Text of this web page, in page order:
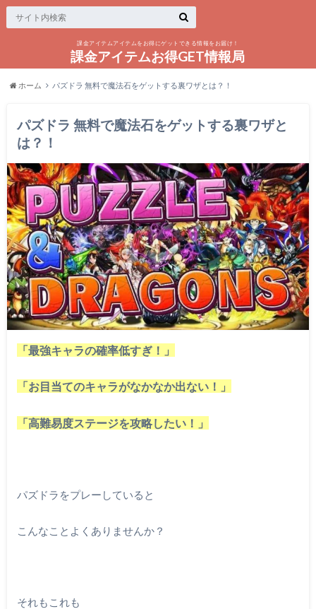
課金アイテムアイテムをお得にゲットできる情報をお届け！
課金アイテムお得GET情報局
ホーム パズドラ 無料で魔法石をゲットする裏ワザとは？！
パズドラ 無料で魔法石をゲットする裏ワザと
は？！
「最強キャラの確率低すぎ！」
「お目当てのキャラがなかなか出ない！」
「高難易度ステージを攻略したい！」
パズドラをプレーしていると
こんなことよくありませんか？
それもこれも